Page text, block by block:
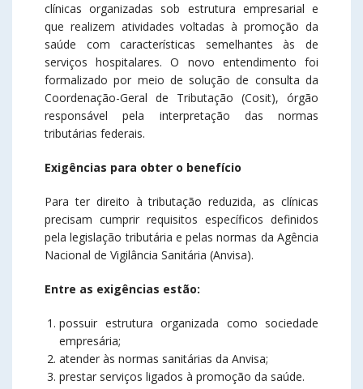
clínicas organizadas sob estrutura empresarial e
que realizem atividades voltadas à promoção da
saúde com características semelhantes às de
serviços hospitalares. O novo entendimento foi
formalizado por meio de solução de consulta da
Coordenação-Geral de Tributação (Cosit), órgão
responsável pela interpretação das normas
tributárias federais.
Exigências para obter o benefício
Para ter direito à tributação reduzida, as clínicas
precisam cumprir requisitos específicos definidos
pela legislação tributária e pelas normas da Agência
Nacional de Vigilância Sanitária (Anvisa).
Entre as exigências estão:
possuir estrutura organizada como sociedade
empresária;
atender às normas sanitárias da Anvisa;
prestar serviços ligados à promoção da saúde.